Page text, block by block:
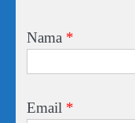
Nama *
Email *